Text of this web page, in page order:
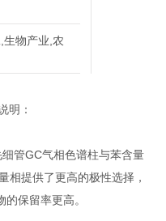
生物产业,农
明：
管GC气相色谱柱与苯含量
相提供了更高的极性选择，
保留率更高。